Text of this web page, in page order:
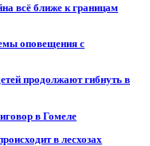
всё ближе к границам
оповещения с
продолжают гибнуть в
в Гомеле
в лесхозах